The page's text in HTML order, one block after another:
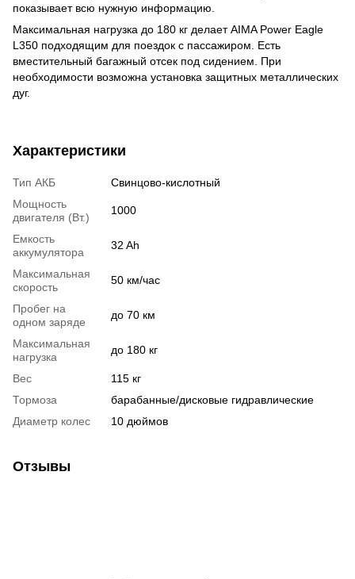
показывает всю нужную информацию.
Максимальная нагрузка до 180 кг делает AIMA Power Eagle
L350 подходящим для поездок с пассажиром. Есть
вместительный багажный отсек под сидением. При
необходимости возможна установка защитных металлических
дуг.
Характеристики
Тип АКБ
Свинцово-кислотный
Мощность
двигателя (Вт.)
1000
Емкость
аккумулятора
32 Ah
Максимальная
скорость
50 км/час
Пробег на
одном заряде
до 70 км
Максимальная
нагрузка
до 180 кг
Вес
115 кг
Тормоза
барабанные/дисковые гидравлические
Диаметр колес
10 дюймов
Отзывы